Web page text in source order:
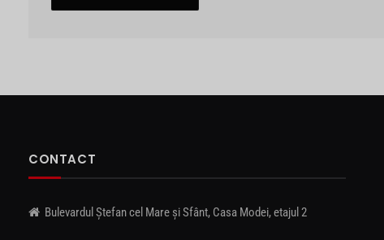
CONTACT
Bulevardul Ștefan cel Mare și Sfânt, Casa Modei, etajul 2